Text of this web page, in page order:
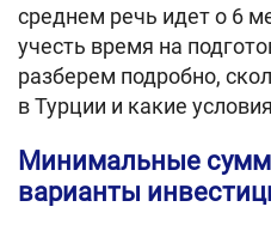
среднем речь идет о 6
учесть время на
разберем подробно,
в Турции и какие
Минимальные
варианты